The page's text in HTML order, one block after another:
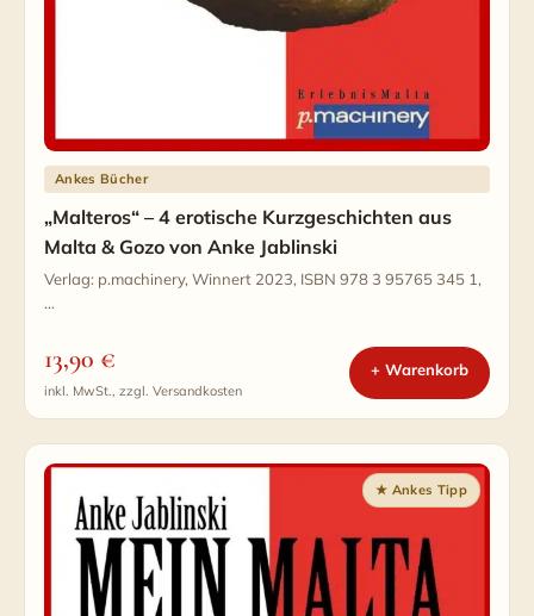
Ankes Bücher
„Malteros“ – 4 erotische Kurzgeschichten aus
Malta & Gozo von Anke Jablinski
Verlag: p.machinery, Winnert 2023, ISBN 978 3 95765 345 1,
…
13,90 €
inkl. MwSt., zzgl. Versandkosten
+ Warenkorb
★ Ankes Tipp